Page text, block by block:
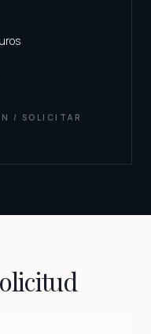
/ SOLICITAR